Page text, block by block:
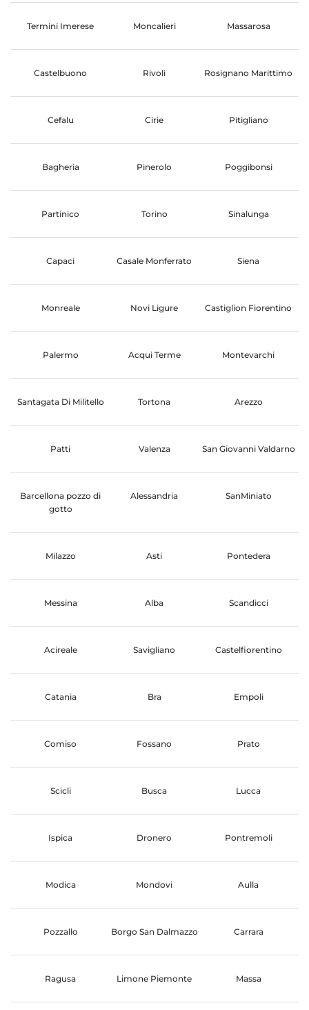
Termini Imerese Moncalieri Massarosa
Castelbuono Rivoli Rosignano Marittimo
Cefalu Cirie Pitigliano
Bagheria Pinerolo Poggibonsi
Partinico Torino Sinalunga
Capaci Casale Monferrato Siena
Monreale Novi Ligure Castiglion Fiorentino
Palermo Acqui Terme Montevarchi
Santagata Di Militello Tortona Arezzo
Patti Valenza San Giovanni Valdarno
Barcellona pozzo di
gotto
Alessandria SanMiniato
Milazzo Asti Pontedera
Messina Alba Scandicci
Acireale Savigliano Castelfiorentino
Catania Bra Empoli
Comiso Fossano Prato
Scicli Busca Lucca
Ispica Dronero Pontremoli
Modica Mondovi Aulla
Pozzallo Borgo San Dalmazzo Carrara
Ragusa Limone Piemonte Massa